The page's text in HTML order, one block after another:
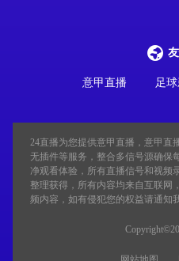
意甲直播 足
24直播为您提供意甲直播，意甲直
无插件等服务，整合多信号源确保
净观看体验，所有直播信号和视频
整理获得，所有内容均来自互联网
频内容，如有侵犯您的权益请通知